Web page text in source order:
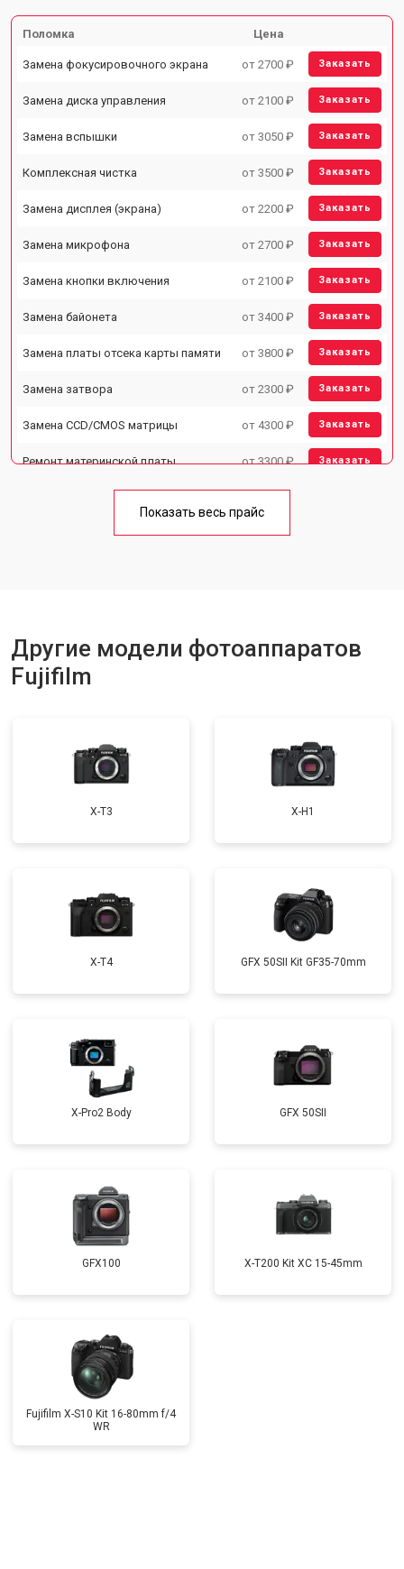
Поломка Цена
Замена фокусировочного экрана от 2700 ₽ Заказать
Замена диска управления от 2100 ₽ Заказать
Замена вспышки от 3050 ₽ Заказать
Комплексная чистка от 3500 ₽ Заказать
Замена дисплея (экрана) от 2200 ₽ Заказать
Замена микрофона от 2700 ₽ Заказать
Замена кнопки включения от 2100 ₽ Заказать
Замена байонета от 3400 ₽ Заказать
Замена платы отсека карты памяти от 3800 ₽ Заказать
Замена затвора от 2300 ₽ Заказать
Замена CCD/CMOS матрицы от 4300 ₽ Заказать
Ремонт материнской платы от 3300 ₽ Заказать
Показать весь прайс
Другие модели фотоаппаратов
Fujifilm
X-T3 X-H1
X-T4 GFX 50SII Kit GF35-70mm
X-Pro2 Body GFX 50SII
GFX100 X-T200 Kit XC 15-45mm
Fujifilm X-S10 Kit 16-80mm f/4
WR